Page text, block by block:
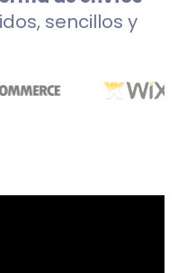
sencillos y